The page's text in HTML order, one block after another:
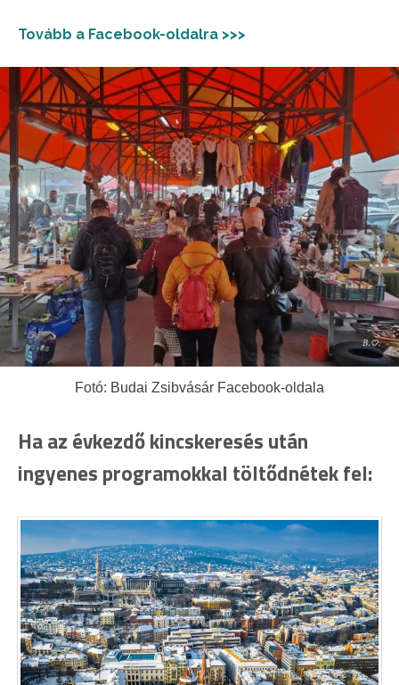
Tovább a Facebook-oldalra >>>
Fotó: Budai Zsibvásár Facebook-oldala
Ha az évkezdő kincskeresés után
ingyenes programokkal töltődnétek fel: